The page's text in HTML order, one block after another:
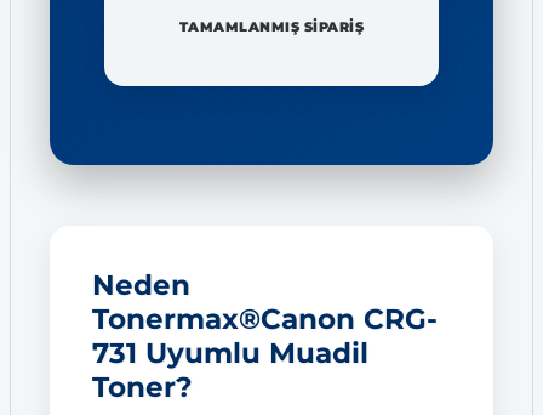
TAMAMLANMIŞ SİPARİŞ
Neden
Tonermax®Canon CRG-
731 Uyumlu Muadil
Toner?